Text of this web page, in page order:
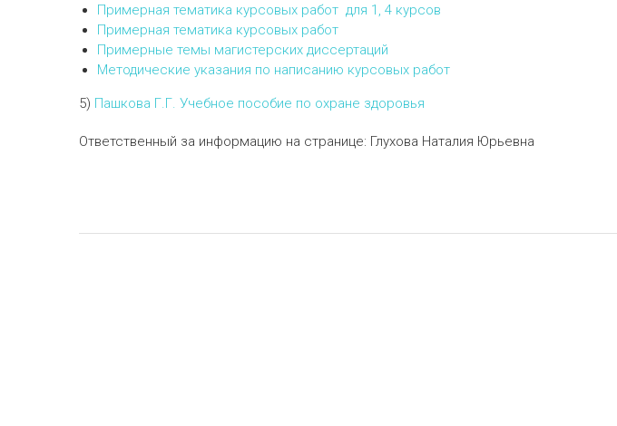
Примерная тематика курсовых работ для 1, 4 курсов
Примерная тематика курсовых работ
Примерные темы магистерских диссертаций
Методические указания по написанию курсовых работ
5) Пашкова Г.Г. Учебное пособие по охране здоровья
Ответственный за информацию на странице: Глухова Наталия Юрьевна